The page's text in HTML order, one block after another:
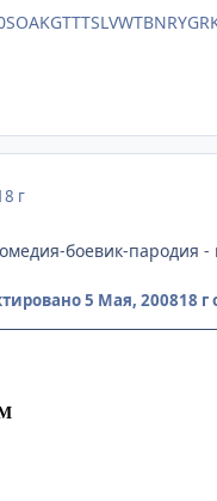
г
боевик-пародия
5 Мая, 200818 г